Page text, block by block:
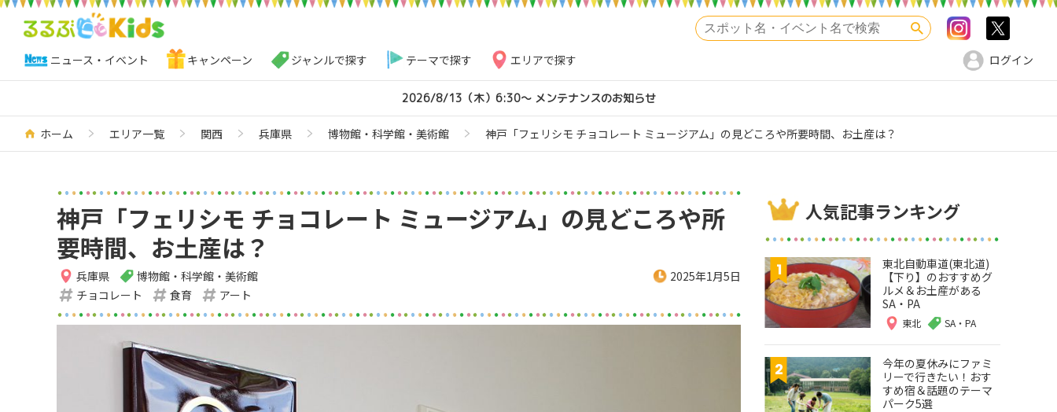
検索 Instagram
ニュース・イベント キャンペーン ジャンルで探す テーマで探す エリアで探す ログイン
2026/8/13（木）6:30～ メンテナンスのお知らせ
ホーム エリア一覧 関西 兵庫県 博物館・科学館・美術館 神戸「フェリシモ チョコレート ミュージアム」の見どころや所要時間、お土産は？
神戸「フェリシモ チョコレート ミュージアム」の見どころや所
要時間、お土産は？
兵庫県 博物館・科学館・美術館
2025年1月5日
チョコレート
食育 アート
人気記事ランキング
東北自動車道(東北道)
【下り】のおすすめグ
ルメ＆お土産がある
SA・PA
東北 SA・PA
今年の夏休みにファミ
リーで行きたい！おす
すめ宿＆話題のテーマ
パーク5選